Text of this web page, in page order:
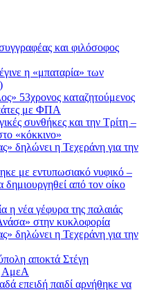
και φιλόσοφος
η «μπαταρία» των
53χρονος καταζητούμενος
με ΦΠΑ
συνθήκες και την Τρίτη –
«κόκκινο»
δηλώνει η Τεχεράνη για την
με εντυπωσιακό νυφικό –
από τον οίκο
η νέα γέφυρα της παλαιάς
στην κυκλοφορία
δηλώνει η Τεχεράνη για την
αποκτά Στέγη
ΑμεΑ
επειδή παιδί αρνήθηκε να